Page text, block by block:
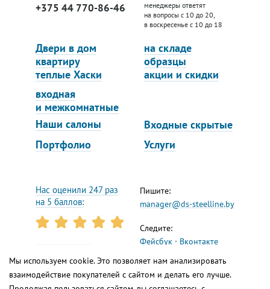
Двери в дом
квартиру
теплые Хаски
на складе
образцы
акции и скидки
входная
и межкомнатные
+375 44 770-86-46
менеджеры ответят
на вопросы с 10 до 20,
в воскресенье с 10 до 18
Наши салоны
Входные скрытые
Портфолио
Услуги
Нас оценили 247 раз
на 5 баллов:
Пишите:
manager@ds-steelline.by
Следите:
Фейсбук
Вконтакте
Мы используем cookie. Это позволяет нам анализировать
взаимодействие покупателей с сайтом и делать его лучше.